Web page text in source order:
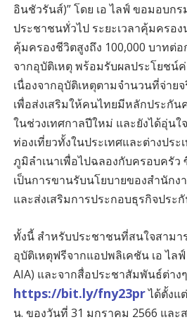
อินชัวรันส์)” โดย เอ ไลฟ์ ขอมอบก
ประชาชนทั่วไป ระยะเวลาคุ้มครอง
คุ้มครองชีวิตสูงถึง 100,000 บาทต่
จากอุบัติเหตุ พร้อมรับผลประโยชน์
เนื่องจากอุบัติเหตุตามจำนวนที่จ่าย
เพื่อส่งเสริมให้คนไทยมีหลักประกั
ในช่วงเทศกาลปีใหม่ และยังได้อุ่นใ
ท่องเที่ยวทั้งในประเทศและต่างประ
ภูมิลำเนาเพื่อไปฉลองกับครอบครัว
เป็นการขานรับนโยบายของสำนัก
และส่งเสริมการประกอบธุรกิจประ
ทั้งนี้ สำหรับประชาชนที่สนใจสาม
อุบัติเหตุฟรีจากแอปพลิเคชัน เอ ไล
AIA) และจากสื่อประชาสัมพันธ์ต่าง
https://bit.ly/fny23prได้ตั้งแ
น. ของวันที่ 31 มกราคม 2566 และ